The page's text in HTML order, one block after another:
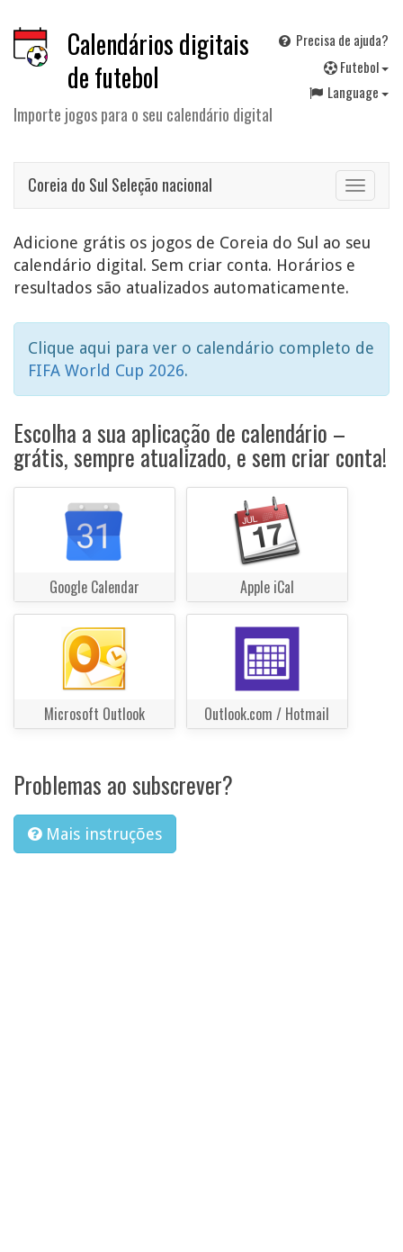
Calendários digitais
de futebol
Importe jogos para o seu calendário digital
Precisa de ajuda?
Futebol
Language
Toggle
Coreia do Sul Seleção nacional
Adicione grátis os jogos de Coreia do Sul ao seu
calendário digital. Sem criar conta. Horários e
resultados são atualizados automaticamente.
Clique aqui para ver o calendário completo de
FIFA World Cup 2026.
Escolha a sua aplicação de calendário –
grátis, sempre atualizado, e sem criar conta!
Google Calendar Apple iCal
Microsoft Outlook Outlook.com / Hotmail
Problemas ao subscrever?
Mais instruções